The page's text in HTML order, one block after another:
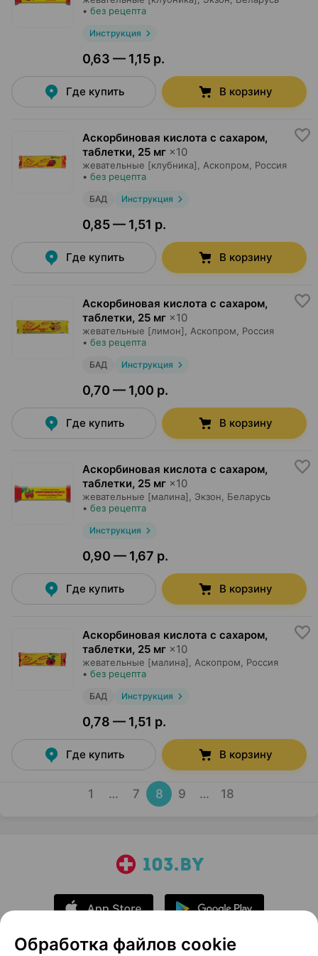
• без рецепта
Инструкция
0,63 — 1,15 р.
Где купить В корзину
Аскорбиновая кислота с сахаром,
таблетки, 25 мг ×10
жевательные [клубника], Аскопром, Россия
• без рецепта
БАД Инструкция
0,85 — 1,51 р.
Где купить В корзину
Аскорбиновая кислота с сахаром,
таблетки, 25 мг ×10
жевательные [лимон], Аскопром, Россия
• без рецепта
БАД Инструкция
0,70 — 1,00 р.
Где купить В корзину
Аскорбиновая кислота с сахаром,
таблетки, 25 мг ×10
жевательные [малина], Экзон, Беларусь
• без рецепта
Инструкция
0,90 — 1,67 р.
Где купить В корзину
Аскорбиновая кислота с сахаром,
таблетки, 25 мг ×10
жевательные [малина], Аскопром, Россия
• без рецепта
БАД Инструкция
0,78 — 1,51 р.
Где купить В корзину
1 … 7 8 9 … 18
Обработка файлов cookie